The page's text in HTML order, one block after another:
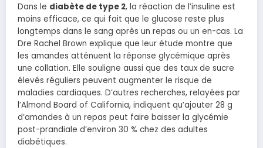
Dans le diabète de type 2, la réaction de l’insuline est
moins efficace, ce qui fait que le glucose reste plus
longtemps dans le sang après un repas ou un en-cas. La
Dre Rachel Brown explique que leur étude montre que
les amandes atténuent la réponse glycémique après
une collation. Elle souligne aussi que des taux de sucre
élevés réguliers peuvent augmenter le risque de
maladies cardiaques. D’autres recherches, relayées par
l’Almond Board of California, indiquent qu’ajouter 28 g
d’amandes à un repas peut faire baisser la glycémie
post-prandiale d’environ 30 % chez des adultes
diabétiques.